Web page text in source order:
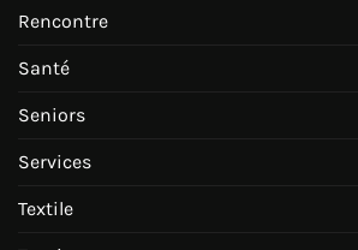
Rencontre
Santé
Seniors
Services
Textile